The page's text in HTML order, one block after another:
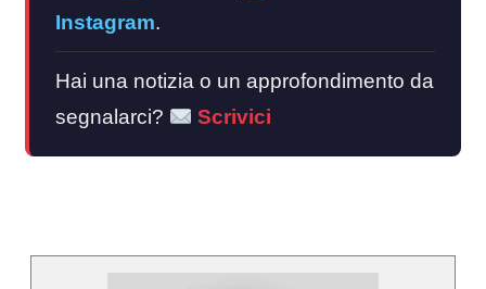
Instagram.
Hai una notizia o un approfondimento da
segnalarci?
Scrivici